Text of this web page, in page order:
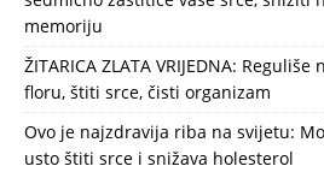
memoriju
ŽITARICA ZLATA VRIJEDNA:
floru, štiti srce, čisti organizam
Ovo je najzdravija riba na svijetu:
usto štiti srce i snižava holesterol